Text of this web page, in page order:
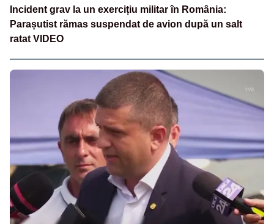
Incident grav la un exercițiu militar în România:
Parașutist rămas suspendat de avion după un salt
ratat VIDEO